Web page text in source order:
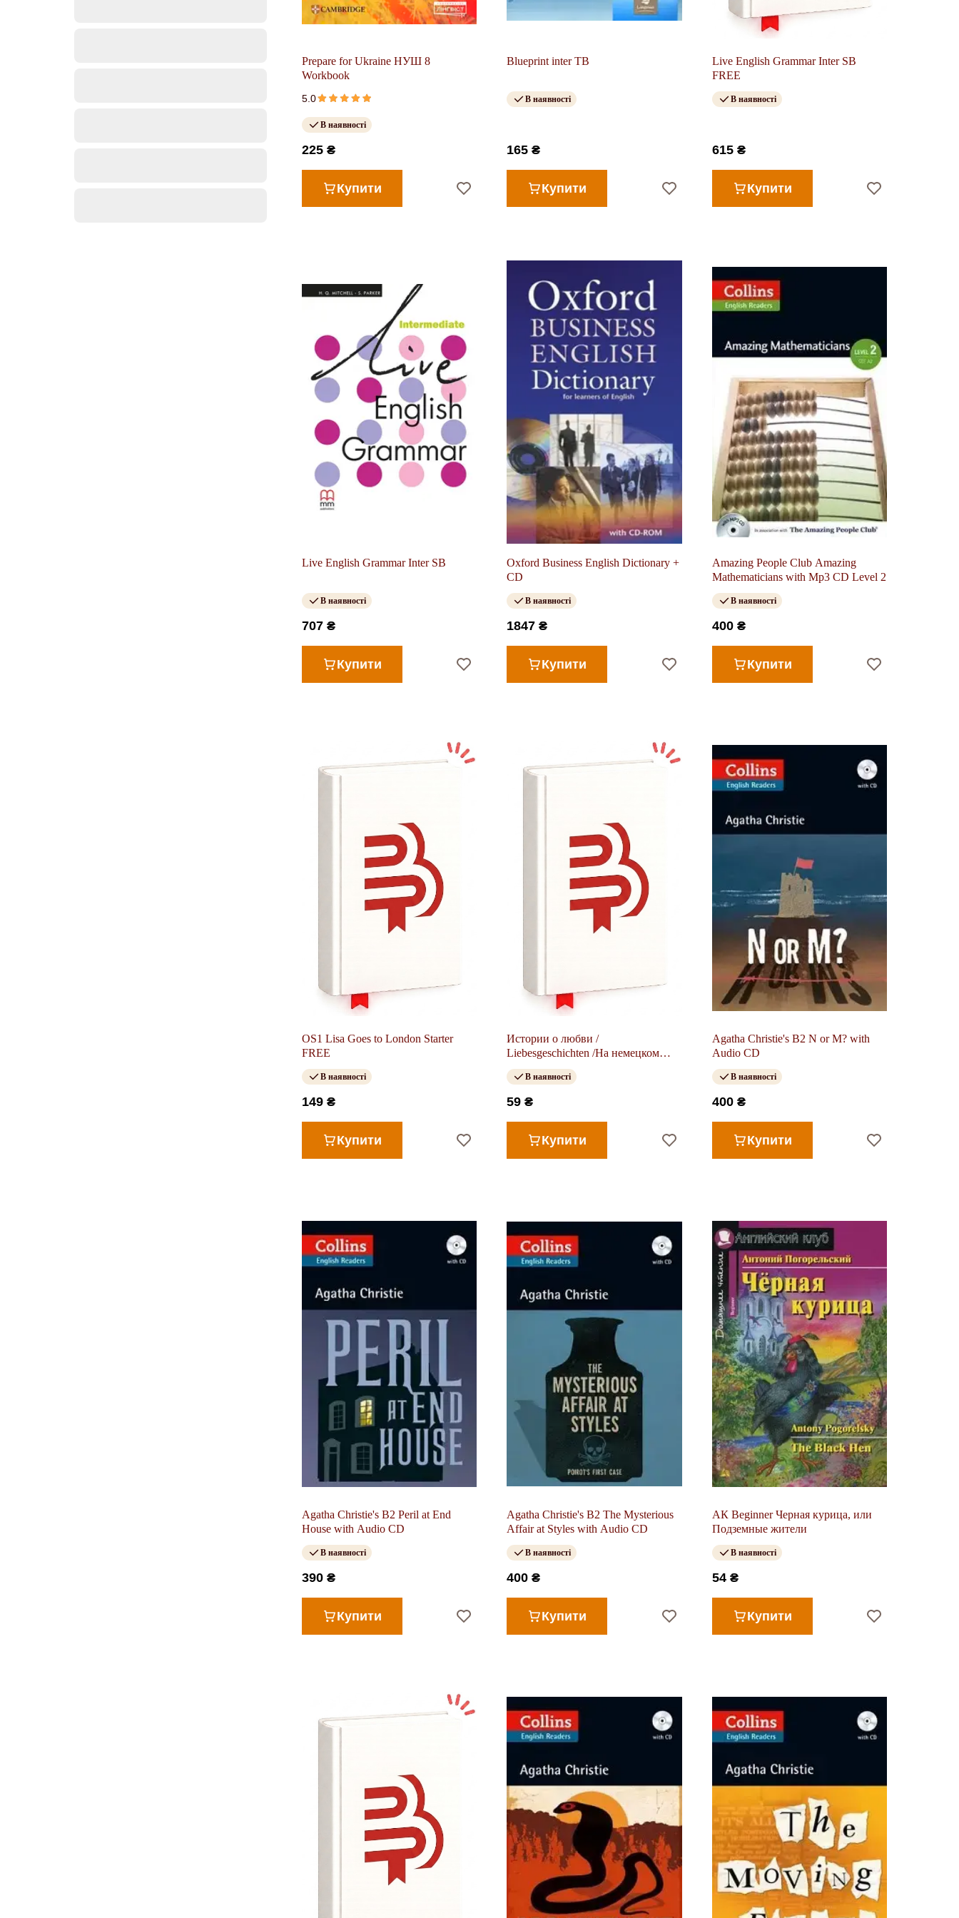
Prepare for Ukraine НУШ 8
Workbook
5.0
В наявності
225 ₴
Купити
Blueprint inter TB
В наявності
165 ₴
Купити
Live English Grammar Inter SB
FREE
В наявності
615 ₴
Купити
Live English Grammar Inter SB
В наявності
707 ₴
Купити
Oxford Business English Dictionary +
CD
В наявності
1847 ₴
Купити
Amazing People Club Amazing
Mathematicians with Mp3 CD Level 2
В наявності
400 ₴
Купити
OS1 Lisa Goes to London Starter
FREE
В наявності
149 ₴
Купити
Истории о любви /
Liebesgeschichten /На немецком
языке.
В наявності
59 ₴
Купити
Agatha Christie's B2 N or M? with
Audio CD
В наявності
400 ₴
Купити
Agatha Christie's B2 Peril at End
House with Audio CD
В наявності
390 ₴
Купити
Agatha Christie's B2 The Mysterious
Affair at Styles with Audio CD
В наявності
400 ₴
Купити
АК Beginner Черная курица, или
Подземные жители
В наявності
54 ₴
Купити